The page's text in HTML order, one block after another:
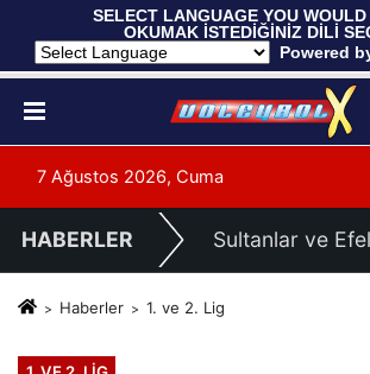
SELECT LANGUAGE YOU
OKUMAK İSTEDİĞİNİZ DİLİ
Powered
7 Ağustos 2026, Cuma
HABERLER Sultanlar ve
Haberler 1. ve 2. Lig